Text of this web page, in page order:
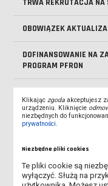
TRWA REKRUTACJA NA
OBOWIĄZEK
DOFINANSOWANIE NA
PROGRAM PFRON
ABSOLUTORIUM - 4
MOŻLIWOŚĆ
WYKŁADOWCÓW
WYKŁADOWCA NA
Klikajączgoda akceptujesz
urządzeniu. Kliknięcie
niezbędnych do
prywatności.
Niezbędne pliki cookies
Te pliki cookie są
wyłączyć. Służą na